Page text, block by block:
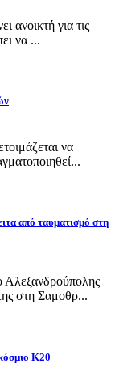
ανοικτή για τις
να ...
να
από ταυματισμό στη
Αλεξανδρούπολης
στη Σαμοθρ...
Κ20